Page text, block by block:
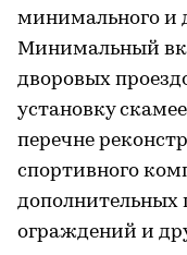
минимального и
Минимальный
дворовых
установку
перечне
спортивного
дополнительных
ограждений и